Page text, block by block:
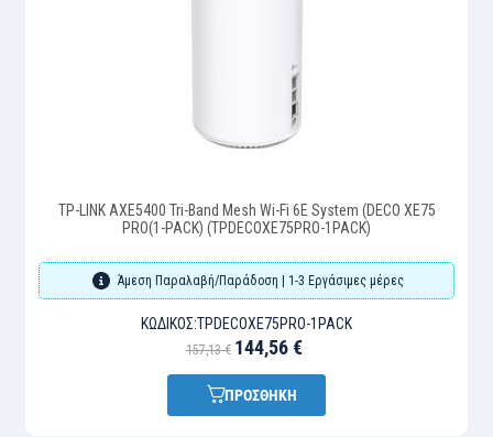
TP-LINK AXE5400 Tri-Band Mesh Wi-Fi 6E System (DECO XE75
PRO(1-PACK) (TPDECOXE75PRO-1PACK)
Άμεση Παραλαβή/Παράδοση | 1-3 Εργάσιμες μέρες
ΚΩΔΙΚΌΣ:TPDECOXE75PRO-1PACK
157,13 € 144,56 €
ΠΡΟΣΘΗΚΗ